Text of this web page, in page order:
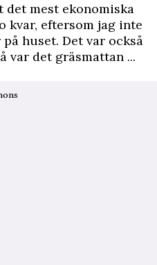
det mest ekonomiska
kvar, eftersom jag inte
huset. Det var också
var det gräsmattan ...